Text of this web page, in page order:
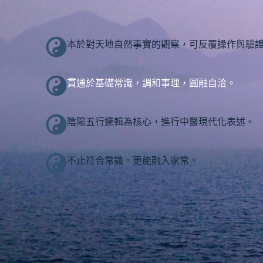
本於對天地自然事實的觀察，可反覆操作與驗
貫通於基礎常識，調和事理，圓融自洽。
陰陽五行邏輯為核心，進行中醫現代化表述。
不止符合常識，更能融入家常。